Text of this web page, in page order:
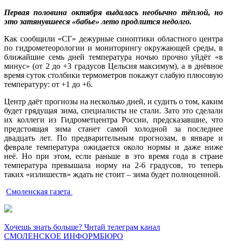
Первая половина октября выдалась необычно тёплой, но
это затянувшееся «бабье» лето продлится недолго.
Как сообщили «СГ» дежурные синоптики областного центра
по гидрометеорологии и мониторингу окружающей среды, в
ближайшие семь дней температура ночью прочно уйдёт «в
минус» (от 2 до +3 градусов Цельсия максимум), а в днёвное
время суток столбики термометров покажут слабую плюсовую
температуру: от +1 до +6.
Центр даёт прогнозы на несколько дней, и судить о том, каким
будет грядущая зима, специалисты не стали. Зато это сделали
их коллеги из Гидрометцентра России, предсказавшие, что
предстоящая зима станет самой холодной за последнее
двадцать лет. По предварительным прогнозам, в январе и
феврале температура ожидается около нормы и даже ниже
неё. Но при этом, если раньше в это время года в стране
температура превышала норму на 2-6 градусов, то теперь
таких «излишеств» ждать не стоит – зима будет полноценной.
Смоленская газета
Хочешь знать больше? Читай телеграм канал
СМОЛЕНСКОЕ ИНФОРМБЮРО